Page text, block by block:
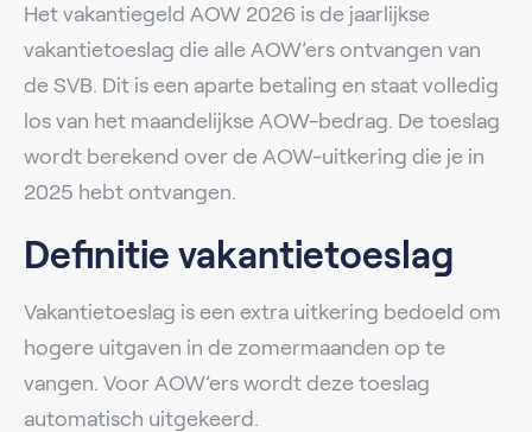
Het vakantiegeld AOW 2026 is de jaarlijkse
vakantietoeslag die alle AOW’ers ontvangen van
de SVB. Dit is een aparte betaling en staat volledig
los van het maandelijkse AOW-bedrag. De toeslag
wordt berekend over de AOW-uitkering die je in
2025 hebt ontvangen.
Definitie vakantietoeslag
Vakantietoeslag is een extra uitkering bedoeld om
hogere uitgaven in de zomermaanden op te
vangen. Voor AOW’ers wordt deze toeslag
automatisch uitgekeerd.